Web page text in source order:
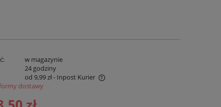
w magazynie
24 godziny
od 9,99 zł- Inpost Kurier
koszty płatności online
dostawy